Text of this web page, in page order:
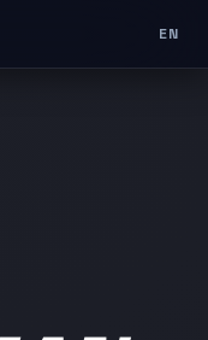
EN